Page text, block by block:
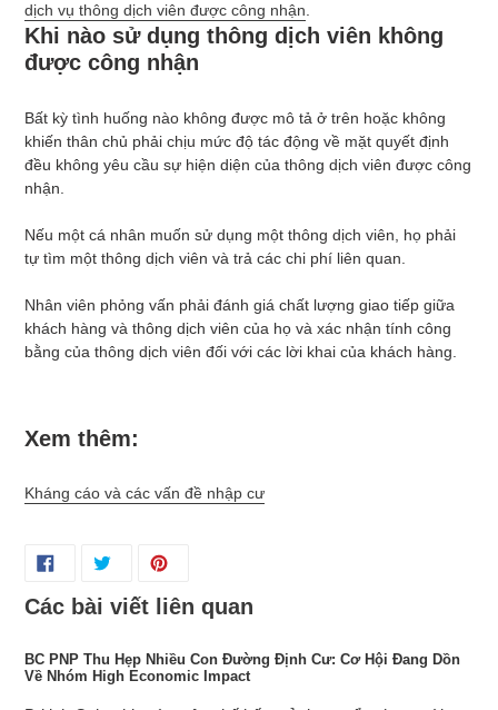
dịch vụ thông dịch viên được công nhận.
Khi nào sử dụng thông dịch viên không
được công nhận
Bất kỳ tình huống nào không được mô tả ở trên hoặc không
khiến thân chủ phải chịu mức độ tác động về mặt quyết định
đều không yêu cầu sự hiện diện của thông dịch viên được công
nhận.
Nếu một cá nhân muốn sử dụng một thông dịch viên, họ phải
tự tìm một thông dịch viên và trả các chi phí liên quan.
Nhân viên phỏng vấn phải đánh giá chất lượng giao tiếp giữa
khách hàng và thông dịch viên của họ và xác nhận tính công
bằng của thông dịch viên đối với các lời khai của khách hàng.
Xem thêm:
Kháng cáo và các vấn đề nhập cư
Các bài viết liên quan
BC PNP Thu Hẹp Nhiều Con Đường Định Cư: Cơ Hội Đang Dồn
Về Nhóm High Economic Impact